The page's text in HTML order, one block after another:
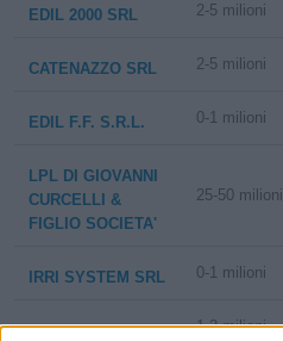
EDIL 2000 SRL 2-5 milioni
CATENAZZO SRL 2-5 milioni
EDIL F.F. S.R.L. 0-1 milioni
LPL DI GIOVANNI
CURCELLI &
FIGLIO SOCIETA'
25-50 milioni
IRRI SYSTEM SRL 0-1 milioni
CM SUD SRL 1-2 milioni